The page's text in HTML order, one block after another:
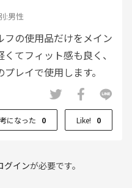
:男性
フの使用品だけをメイン
てフィット感も良く、
レイで使用します。
になった 0 Like! 0
グインが必要です。